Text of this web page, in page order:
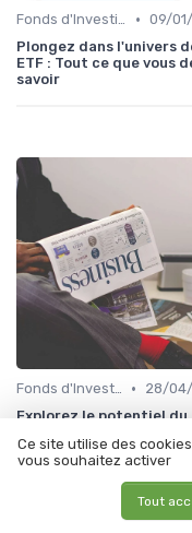
Fonds d'Investissement et ETF • 09/
Plongez dans l'univers
ETF : Tout ce que vous
savoir
Fonds d'Investissement et ETF •
28/
Explorez le potentiel du
Ce site utilise des
vous souhaitez activer
Tout